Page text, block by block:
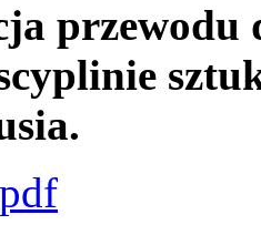
przewodu